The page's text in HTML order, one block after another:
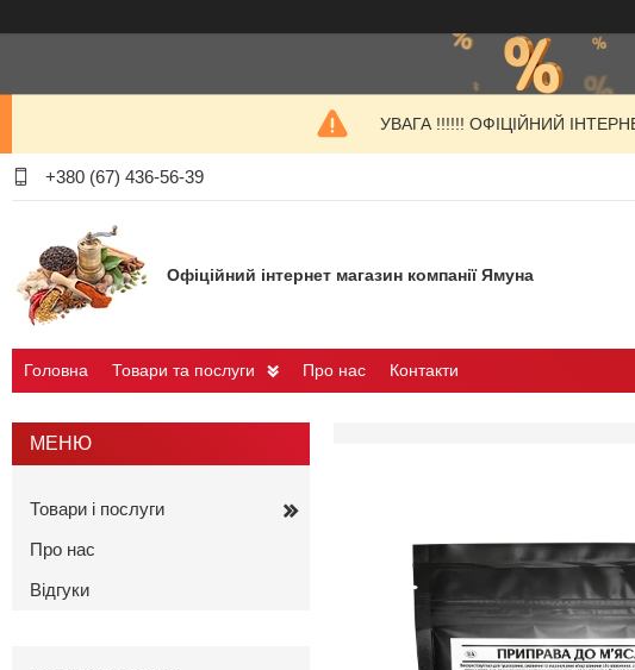
УВАГА !!!!!! ОФІЦІЙНИЙ
+380 (67) 436-56-39
Офіційний інтернет магазин компанії Ямуна
Головна Товари та послуги Про нас Контакти
Товари і послуги
Про нас
Відгуки